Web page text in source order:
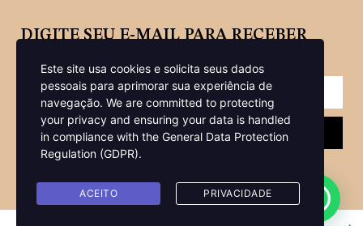
DIGITE SEU E-MAIL PARA RECEBER
Enviar
Este site usa cookies e solicita seus dados
pessoais para aprimorar sua experiência de
navegação. We are committed to protecting
your privacy and ensuring your data is handled
in compliance with the General Data Protection
Regulation (GDPR).
ACEITO PRIVACIDADE